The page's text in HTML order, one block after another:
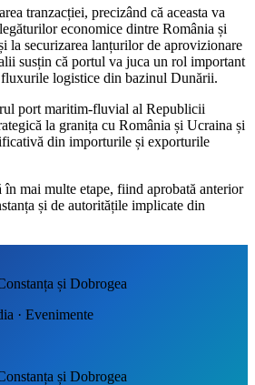
tranzacției, precizând că aceasta va
economice dintre România și
la securizarea lanțurilor de aprovizionare
susțin că portul va juca un rol important
logistice din bazinul Dunării.
port maritim-fluvial al Republicii
la granița cu România și Ucraina și
din importurile și exporturile
în mai multe etape, fiind aprobată anterior
și de autoritățile implicate din
și Dobrogea
· Evenimente
și Dobrogea